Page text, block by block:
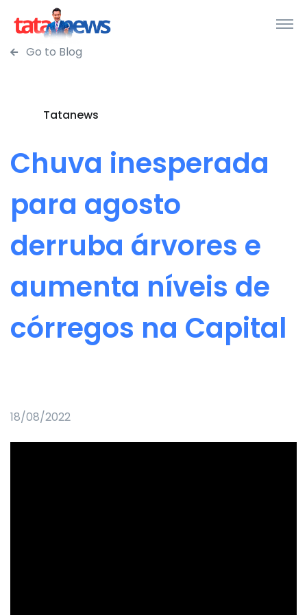
Go to Blog
Tatanews
Chuva inesperada
para agosto
derruba árvores e
aumenta níveis de
córregos na Capital
18/08/2022